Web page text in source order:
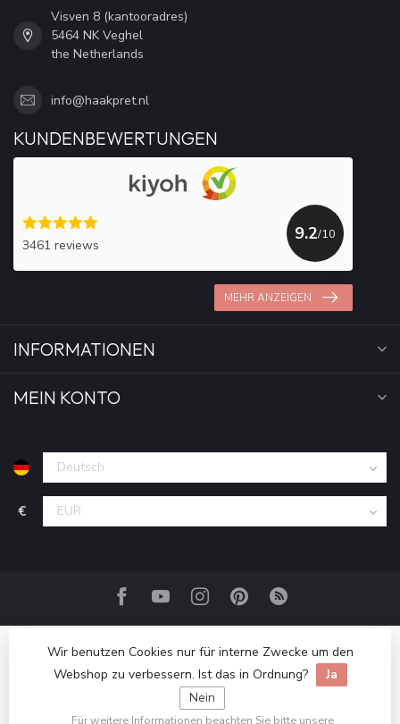
Visven 8 (kantooradres)
5464 NK Veghel
the Netherlands
info@haakpret.nl
KUNDENBEWERTUNGEN
3461 reviews
9.2/10
MEHR ANZEIGEN
INFORMATIONEN
MEIN KONTO
€
Wir benutzen Cookies nur für interne Zwecke um den
Webshop zu verbessern. Ist das in Ordnung?
Ja
Nein
Für weitere Informationen beachten Sie bitte unsere